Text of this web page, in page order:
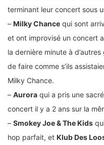
terminant leur concert sous
– Milky Chance qui sont
et ont improvisé un concert
la dernière minute à
de faire comme s’ils
Milky Chance.
– Aurora qui a pris une
concert il y a 2 ans sur la
– Smokey Joe & The Kids
hop parfait, et Klub Des